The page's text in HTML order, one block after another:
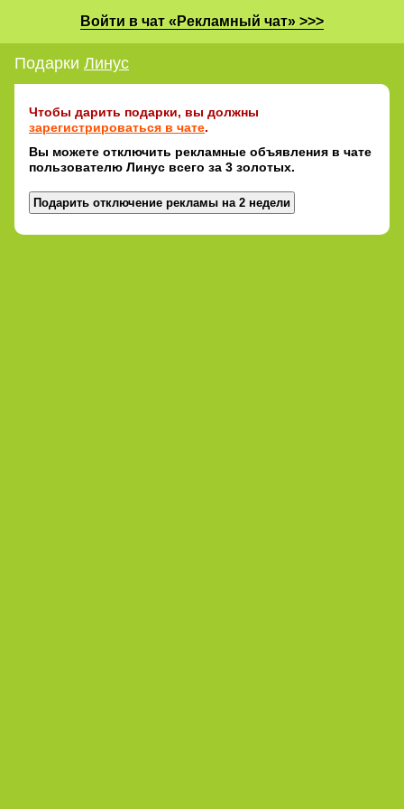
Войти в чат «Рекламный чат» >>>
Подарки Линус
Чтобы дарить подарки, вы должны
зарегистрироваться в чате.
Вы можете отключить рекламные объявления в чате
пользователю Линус всего за 3 золотых.